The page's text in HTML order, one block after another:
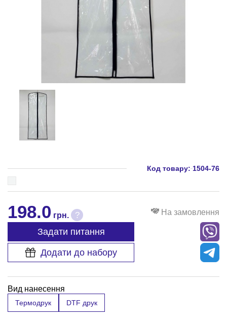
Код товару: 1504-76
198.0 грн. ? На замовлення
Задати питання
Додати до набору
Вид нанесення
Термодрук DTF друк